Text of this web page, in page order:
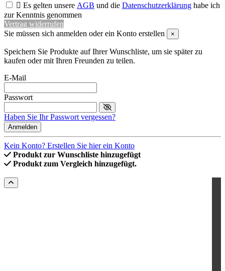
 Es gelten unsere AGB und die Datenschutzerklärung habe ich
zur Kenntnis genommen
Vertrag widerrufen
Sie müssen sich anmelden oder ein Konto erstellen
×
Speichern Sie Produkte auf Ihrer Wunschliste, um sie später zu
kaufen oder mit Ihren Freunden zu teilen.
E-Mail
Passwort
Haben Sie Ihr Passwort vergessen?
Anmelden
Kein Konto? Erstellen Sie hier ein Konto
Produkt zur Wunschliste hinzugefügt
Produkt zum Vergleich hinzugefügt.